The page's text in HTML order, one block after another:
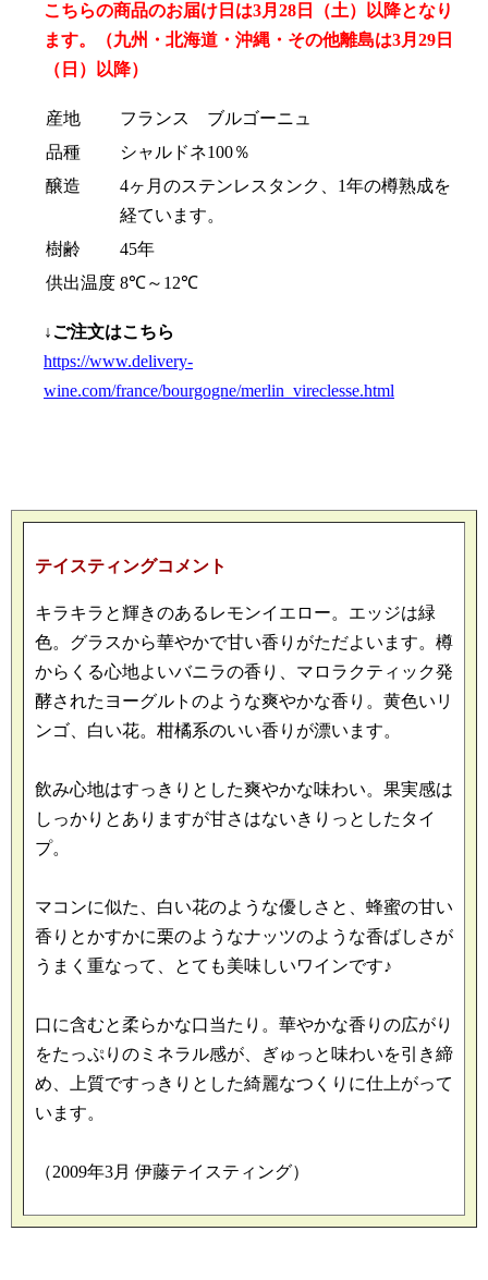
こちらの商品のお届け日は3月28日（土）以降となり
ます。（九州・北海道・沖縄・その他離島は3月29日
（日）以降）
産地
フランス ブルゴーニュ
品種
シャルドネ100％
醸造
4ヶ月のステンレスタンク、1年の樽熟成を
経ています。
樹齢
45年
供出温度 8℃～12℃
↓ご注文はこちら
https://www.delivery-
wine.com/france/bourgogne/merlin_vireclesse.html
テイスティングコメント
キラキラと輝きのあるレモンイエロー。エッジは緑
色。グラスから華やかで甘い香りがただよいます。樽
からくる心地よいバニラの香り、マロラクティック発
酵されたヨーグルトのような爽やかな香り。黄色いリ
ンゴ、白い花。柑橘系のいい香りが漂います。
飲み心地はすっきりとした爽やかな味わい。果実感は
しっかりとありますが甘さはないきりっとしたタイ
プ。
マコンに似た、白い花のような優しさと、蜂蜜の甘い
香りとかすかに栗のようなナッツのような香ばしさが
うまく重なって、とても美味しいワインです♪
口に含むと柔らかな口当たり。華やかな香りの広がり
をたっぷりのミネラル感が、ぎゅっと味わいを引き締
め、上質ですっきりとした綺麗なつくりに仕上がって
います。
（2009年3月 伊藤テイスティング）